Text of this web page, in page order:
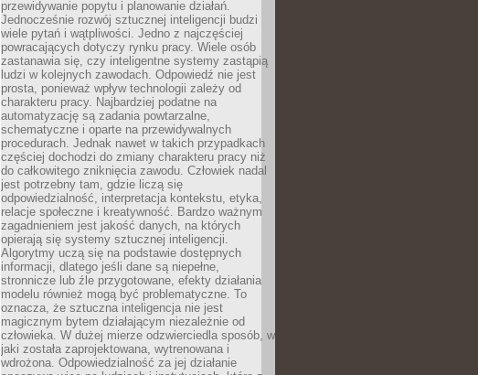
przewidywanie popytu i planowanie działań.
Jednocześnie rozwój sztucznej inteligencji budzi
wiele pytań i wątpliwości. Jedno z najczęściej
powracających dotyczy rynku pracy. Wiele osób
zastanawia się, czy inteligentne systemy zastąpią
ludzi w kolejnych zawodach. Odpowiedź nie jest
prosta, ponieważ wpływ technologii zależy od
charakteru pracy. Najbardziej podatne na
automatyzację są zadania powtarzalne,
schematyczne i oparte na przewidywalnych
procedurach. Jednak nawet w takich przypadkach
częściej dochodzi do zmiany charakteru pracy niż
do całkowitego zniknięcia zawodu. Człowiek nadal
jest potrzebny tam, gdzie liczą się
odpowiedzialność, interpretacja kontekstu, etyka,
relacje społeczne i kreatywność. Bardzo ważnym
zagadnieniem jest jakość danych, na których
opierają się systemy sztucznej inteligencji.
Algorytmy uczą się na podstawie dostępnych
informacji, dlatego jeśli dane są niepełne,
stronnicze lub źle przygotowane, efekty działania
modelu również mogą być problematyczne. To
oznacza, że sztuczna inteligencja nie jest
magicznym bytem działającym niezależnie od
człowieka. W dużej mierze odzwierciedla sposób, w
jaki została zaprojektowana, wytrenowana i
wdrożona. Odpowiedzialność za jej działanie